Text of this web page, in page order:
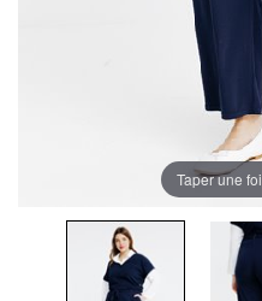
Taper une